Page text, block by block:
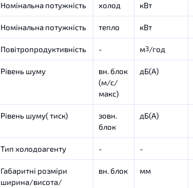
Номінальна потужність холод кВт
Номінальна потужність тепло кВт
Повітропродуктивність - м3/год
Рівень шуму
вн. блок
(м/с/
макс)
дБ(А)
Рівень шуму( тиск)
зовн.
блок
дБ(А)
Тип холодоагенту - -
Габаритні розміри
ширина/висота/
вн. блок мм